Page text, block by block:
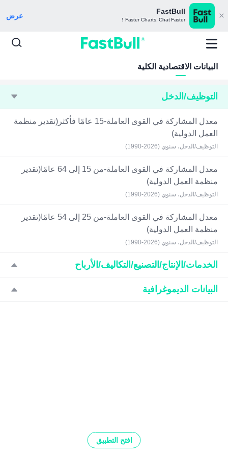
FastBull
Faster Charts, Chat Faster！ عرض
البيانات الاقتصادية الكلية
التوظيف/الدخل
معدل المشاركة في القوى العاملة-15 عامًا فأكثر(تقدير منظمة
العمل الدولية)
التوظيف/الدخل، سنوي (2026-1990)
معدل المشاركة في القوى العاملة-من 15 إلى 64 عامًا(تقدير
منظمة العمل الدولية)
التوظيف/الدخل، سنوي (2026-1990)
معدل المشاركة في القوى العاملة-من 25 إلى 54 عامًا(تقدير
منظمة العمل الدولية)
التوظيف/الدخل، سنوي (2026-1990)
الخدمات/الإنتاج/التصنيع/التكاليف/الأرباح
البيانات الديموغرافية
افتح التطبيق